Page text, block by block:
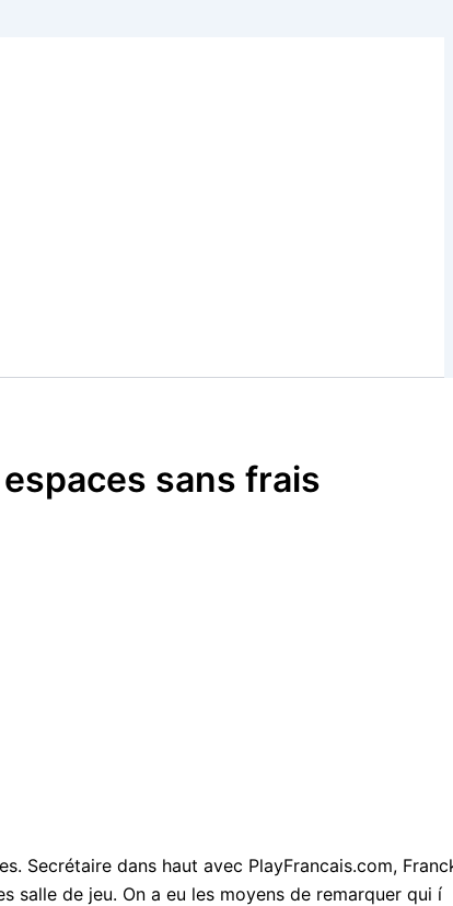
sans frais
dans haut avec PlayFrancais.com,
salle de jeu. On a eu les moyens de remarquer qui